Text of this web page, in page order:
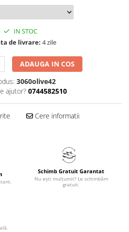
IN STOC
de livrare: 4 zile
ADAUGA IN COS
3060olive42
ajutor? 0744582510
Cere informatii
Schimb Gratuit Garantat
Nu ești mulțumit? Le schimbăm
gratuit.